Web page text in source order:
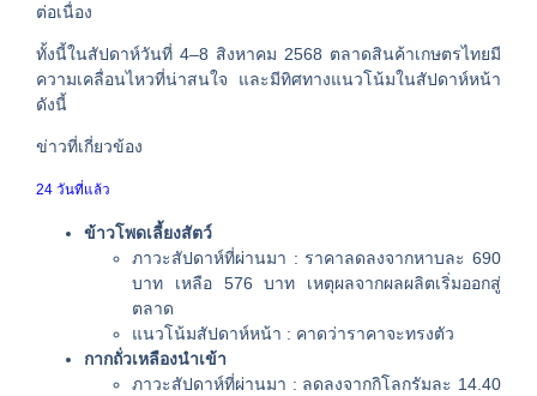
ต่อเนื่อง
ทั้งนี้ในสัปดาห์วันที่ 4–8 สิงหาคม 2568 ตลาดสินค้าเกษตรไทยมี
ความเคลื่อนไหวที่น่าสนใจ และมีทิศทางแนวโน้มในสัปดาห์หน้า
ดังนี้
ข่าวที่เกี่ยวข้อง
24 วันที่แล้ว
ข้าวโพดเลี้ยงสัตว์
ภาวะสัปดาห์ที่ผ่านมา : ราคาลดลงจากหาบละ 690
บาท เหลือ 576 บาท เหตุผลจากผลผลิตเริ่มออกสู่
ตลาด
แนวโน้มสัปดาห์หน้า : คาดว่าราคาจะทรงตัว
กากถั่วเหลืองนำเข้า
ภาวะสัปดาห์ที่ผ่านมา : ลดลงจากกิโลกรัมละ 14.40